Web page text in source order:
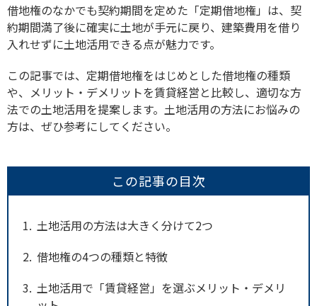
借地権のなかでも契約期間を定めた「定期借地権」は、契
約期間満了後に確実に土地が手元に戻り、建築費用を借り
入れせずに土地活用できる点が魅力です。
この記事では、定期借地権をはじめとした借地権の種類
や、メリット・デメリットを賃貸経営と比較し、適切な方
法での土地活用を提案します。土地活用の方法にお悩みの
方は、ぜひ参考にしてください。
この記事の目次
1 土地活用の方法は大きく分けて2つ
2 借地権の4つの種類と特徴
3 土地活用で「賃貸経営」を選ぶメリット・デメリ